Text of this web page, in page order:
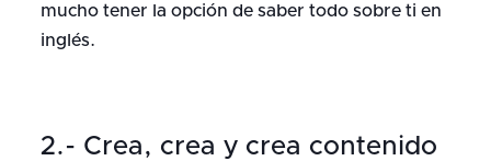
mucho tener la opción de saber todo sobre ti en
inglés.
2.- Crea, crea y crea contenido